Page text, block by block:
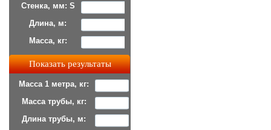
Стенка, мм: S
Длина, м:
Масса, кг:
Масса 1 метра, кг:
Масса трубы, кг:
Длина трубы, м: